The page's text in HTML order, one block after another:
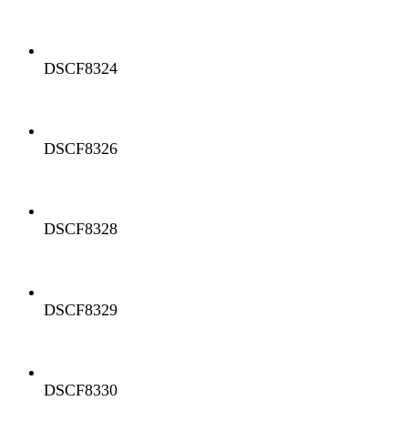
DSCF8324
DSCF8326
DSCF8328
DSCF8329
DSCF8330